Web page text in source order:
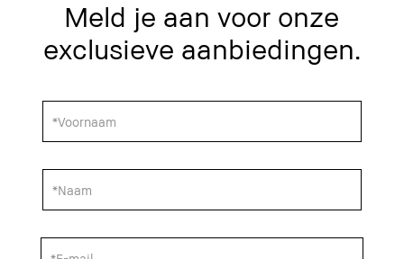
Meld je aan voor onze
exclusieve aanbiedingen.